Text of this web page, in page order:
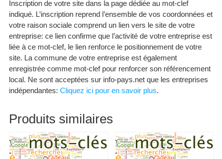
Inscription de votre site dans la page dédiée au mot-clef
indiqué. L’inscription reprend l’ensemble de vos coordonnées et
votre raison sociale comprend un lien vers le site de votre
entreprise: ce lien confirme que l’activité de votre entreprise est
liée à ce mot-clef, le lien renforce le positionnement de votre
site. La commune de votre entreprise est également
enregistrée comme mot-clef pour renforcer son référencement
local. Ne sont acceptées sur info-pays.net que les entreprises
indépendantes: Cliquez ici pour en savoir plus.
Produits similaires